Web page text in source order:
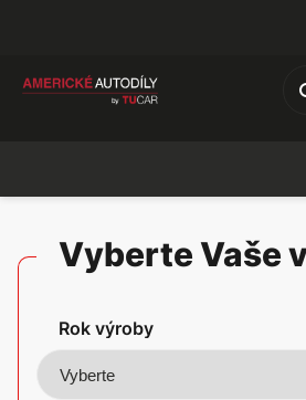
Vyberte Vaše
Rok výroby